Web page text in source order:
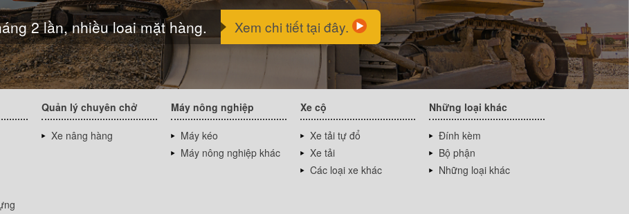
2 lần, nhiều loai mặt hàng. Xem chi tiết tại đây.
Quản lý chuyên chở
Xe nâng hàng
Máy nông nghiệp
Máy kéo
Máy nông nghiệp khác
Xe cộ
Xe tải tự đổ
Xe tải
Các loại xe khác
Những loại khác
Đính kèm
Bộ phận
Những loại khác